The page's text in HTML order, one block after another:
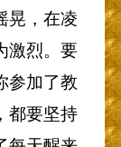
晃，在凌
激烈。要
参加了教
都要坚持